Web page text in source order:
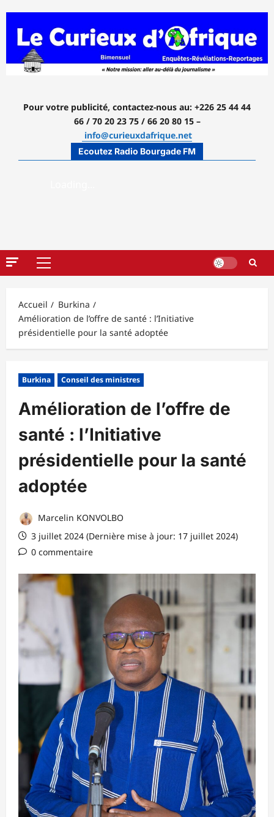
contenu
Pour votre publicité, contactez-nous au: +226 25 44 44
66 / 70 20 23 75 / 66 20 80 15 –
info@curieuxdafrique.net
Ecoutez Radio Bourgade FM
Menu
Accueil
Burkina
Amélioration de l’offre de santé : l’Initiative
présidentielle pour la santé adoptée
Burkina Conseil des ministres
Amélioration de l’offre de
santé : l’Initiative
présidentielle pour la santé
adoptée
Marcelin KONVOLBO
3 juillet 2024 (Dernière mise à jour: 17 juillet 2024)
0 commentaire